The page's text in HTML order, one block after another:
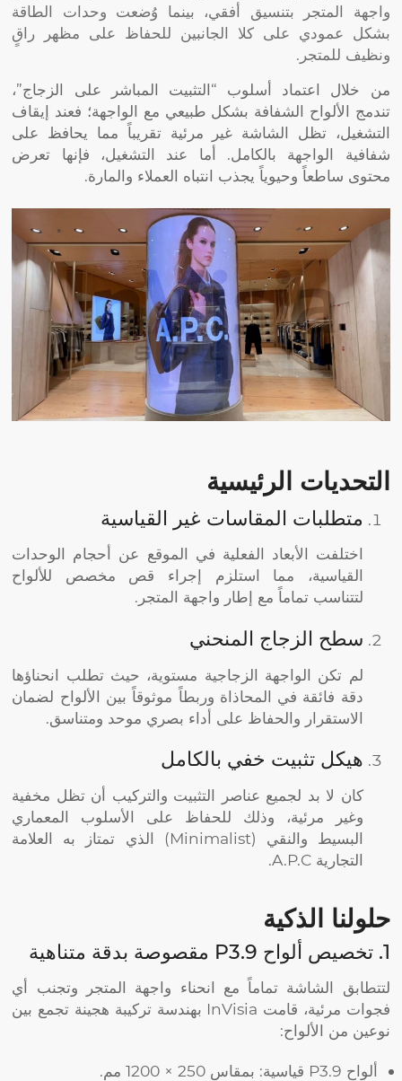
واجهة المتجر بتنسيق أفقي، بينما وُضعت وحدات الطاقة
بشكل عمودي على كلا الجانبين للحفاظ على مظهر راقٍ
ونظيف للمتجر.
من خلال اعتماد أسلوب “التثبيت المباشر على الزجاج”،
تندمج الألواح الشفافة بشكل طبيعي مع الواجهة؛ فعند إيقاف
التشغيل، تظل الشاشة غير مرئية تقريباً مما يحافظ على
شفافية الواجهة بالكامل. أما عند التشغيل، فإنها تعرض
محتوى ساطعاً وحيوياً يجذب انتباه العملاء والمارة.
التحديات الرئيسية
متطلبات المقاسات غير القياسية
اختلفت الأبعاد الفعلية في الموقع عن أحجام الوحدات
القياسية، مما استلزم إجراء قص مخصص للألواح
لتتناسب تماماً مع إطار واجهة المتجر.
سطح الزجاج المنحني
لم تكن الواجهة الزجاجية مستوية، حيث تطلب انحناؤها
دقة فائقة في المحاذاة وربطاً موثوقاً بين الألواح لضمان
الاستقرار والحفاظ على أداء بصري موحد ومتناسق.
هيكل تثبيت خفي بالكامل
كان لا بد لجميع عناصر التثبيت والتركيب أن تظل مخفية
وغير مرئية، وذلك للحفاظ على الأسلوب المعماري
البسيط والنقي (Minimalist) الذي تمتاز به العلامة
التجارية A.P.C.
حلولنا الذكية
1. تخصيص ألواح P3.9 مقصوصة بدقة متناهية
لتتطابق الشاشة تماماً مع انحناء واجهة المتجر وتجنب أي
فجوات مرئية، قامت InVisia بهندسة تركيبة هجينة تجمع بين
نوعين من الألواح:
ألواح P3.9 قياسية: بمقاس 250 × 1200 مم.